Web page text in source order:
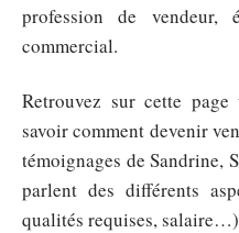
profession de vendeur,
commercial.
Retrouvez sur cette
savoir comment devenir
témoignages de Sandrine,
parlent des différents
qualités requises,